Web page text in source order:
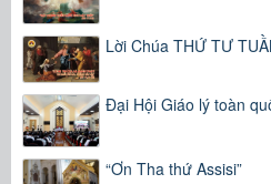
Lời Chúa THỨ TƯ
Đại Hội Giáo lý toàn
“Ơn Tha thứ Assisi”